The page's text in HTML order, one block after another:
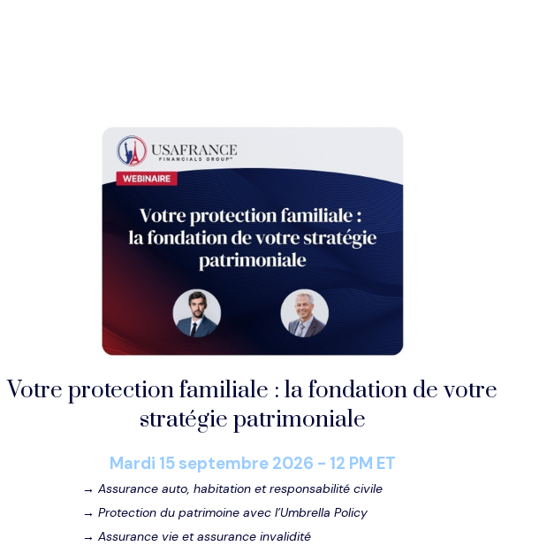
Votre protection familiale : la fondation de votre
stratégie patrimoniale
Mardi 15septembre2026 - 12 PM ET
→ Assurance auto, habitation et responsabilité civile
→ Protection du patrimoine avec l’Umbrella Policy
→ Assurance vie et assurance invalidité